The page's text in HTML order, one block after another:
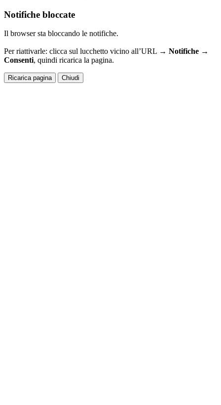
Notifiche bloccate
Il browser sta bloccando le notifiche.
Per riattivarle: clicca sul lucchetto vicino all’URL → Notifiche →
Consenti, quindi ricarica la pagina.
Ricarica pagina Chiudi